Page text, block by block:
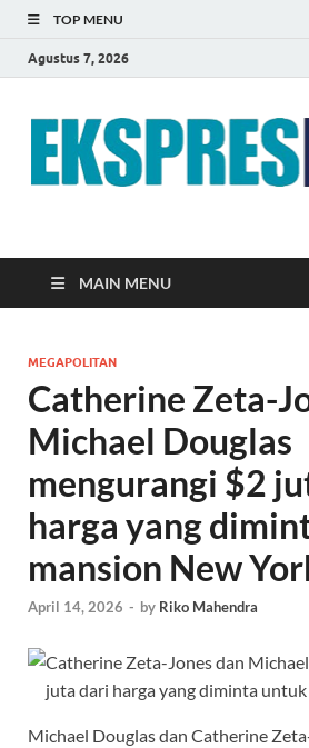
TOP MENU
Agustus 7, 2026
EKSPRES
MAIN MENU
MEGAPOLITAN
Catherine Zeta-
Michael Douglas
mengurangi $2
harga yang
mansion New
April 14, 2026 - by Riko Mahendra
Michael Douglas dan Catherine